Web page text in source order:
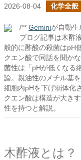
2026-08-04 化学全般
/** Geminiが自動生
ブログ記事は木酢
般的に酢酸の殺菌はpH
クエン酸で同話を聞か
菌性は「pHが低くなる
論。親油性のメチル基
細胞内pHを下げ弱体化
クエン酸は構造が大き
性を持つと解説。
木酢液とは？